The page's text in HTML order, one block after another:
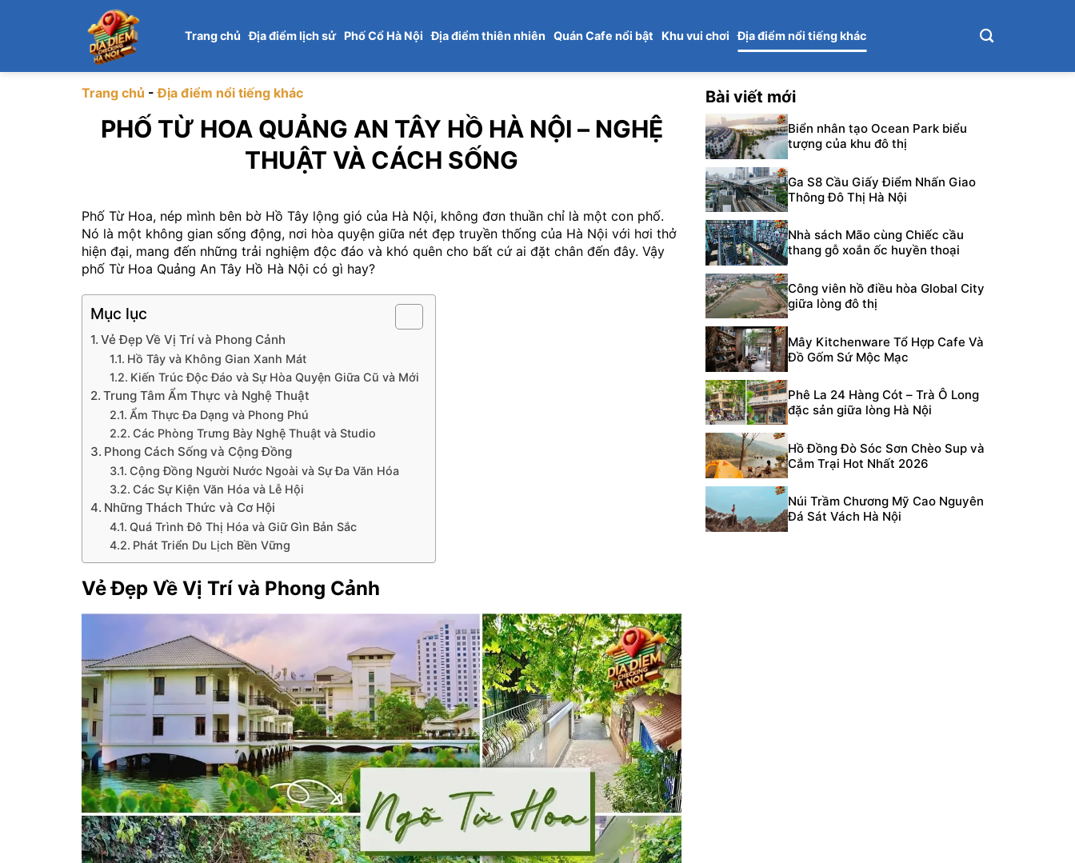
dung
Trang chủ Địa điểm lịch sử Phố Cổ Hà Nội Địa điểm thiên nhiên Quán Cafe nổi bật Khu vui chơi Địa điểm nổi tiếng khác
Trang chủ -Địa điểm nổi tiếng khác
PHỐ TỪ HOA QUẢNG AN TÂY HỒ HÀ NỘI – NGHỆ
THUẬT VÀ CÁCH SỐNG
Phố Từ Hoa, nép mình bên bờ Hồ Tây lộng gió của Hà Nội, không đơn thuần chỉ là một con phố.
Nó là một không gian sống động, nơi hòa quyện giữa nét đẹp truyền thống của Hà Nội với hơi thở
hiện đại, mang đến những trải nghiệm độc đáo và khó quên cho bất cứ ai đặt chân đến đây. Vậy
phố Từ Hoa Quảng An Tây Hồ Hà Nội có gì hay?
Mục lục
Vẻ Đẹp Về Vị Trí và Phong Cảnh
Hồ Tây và Không Gian Xanh Mát
Kiến Trúc Độc Đáo và Sự Hòa Quyện Giữa Cũ và Mới
Trung Tâm Ẩm Thực và Nghệ Thuật
Ẩm Thực Đa Dạng và Phong Phú
Các Phòng Trưng Bày Nghệ Thuật và Studio
Phong Cách Sống và Cộng Đồng
Cộng Đồng Người Nước Ngoài và Sự Đa Văn Hóa
Các Sự Kiện Văn Hóa và Lễ Hội
Những Thách Thức và Cơ Hội
Quá Trình Đô Thị Hóa và Giữ Gìn Bản Sắc
Phát Triển Du Lịch Bền Vững
Vẻ Đẹp Về Vị Trí và Phong Cảnh
Bài viết mới
Biển nhân tạo Ocean Park biểu
tượng của khu đô thị
Ga S8 Cầu Giấy Điểm Nhấn Giao
Thông Đô Thị Hà Nội
Nhà sách Mão cùng Chiếc cầu
thang gỗ xoắn ốc huyền thoại
Công viên hồ điều hòa Global City
giữa lòng đô thị
Mây Kitchenware Tổ Hợp Cafe Và
Đồ Gốm Sứ Mộc Mạc
Phê La 24 Hàng Cót – Trà Ô Long
đặc sản giữa lòng Hà Nội
Hồ Đồng Đò Sóc Sơn Chèo Sup và
Cắm Trại Hot Nhất 2026
Núi Trầm Chương Mỹ Cao Nguyên
Đá Sát Vách Hà Nội